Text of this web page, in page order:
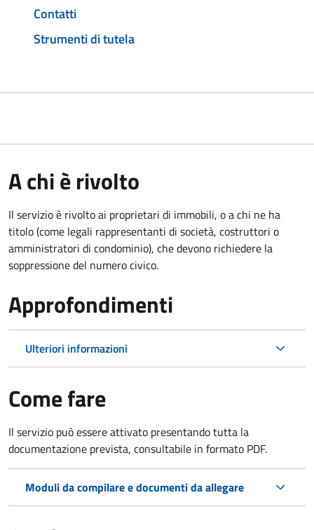
Contatti
Strumenti di tutela
A chi è rivolto
Il servizio è rivolto ai proprietari di immobili, o a chi ne ha
titolo (come legali rappresentanti di società, costruttori o
amministratori di condominio), che devono richiedere la
soppressione del numero civico.
Approfondimenti
Ulteriori informazioni
Come fare
Il servizio può essere attivato presentando tutta la
documentazione prevista, consultabile in formato PDF.
Moduli da compilare e documenti da allegare